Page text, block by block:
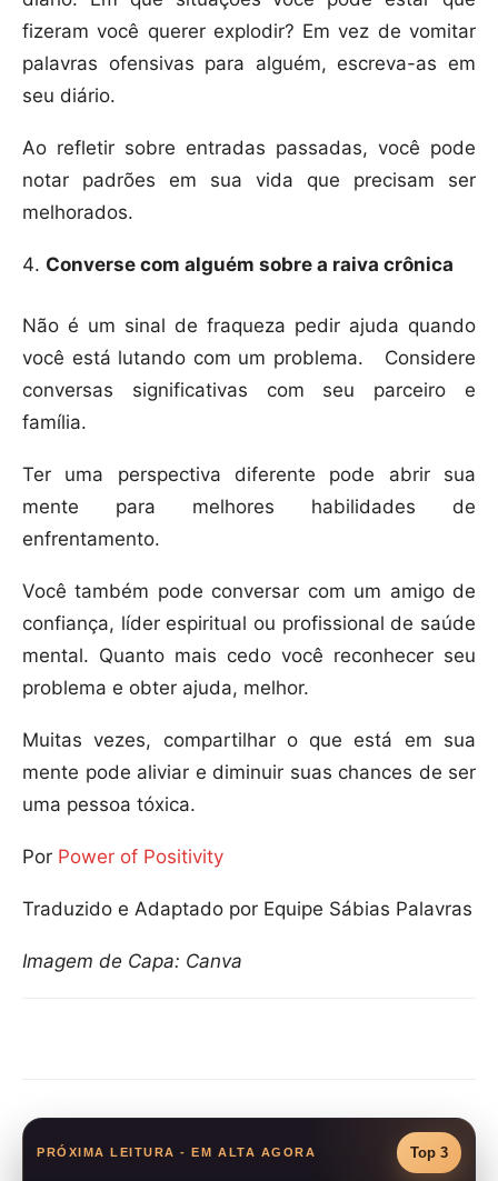
fizeram você querer explodir? Em vez de vomitar
palavras ofensivas para alguém, escreva-as em
seu diário.
Ao refletir sobre entradas passadas, você pode
notar padrões em sua vida que precisam ser
melhorados.
Converse com alguém sobre a raiva crônica
Não é um sinal de fraqueza pedir ajuda quando
você está lutando com um problema. Considere
conversas significativas com seu parceiro e
família.
Ter uma perspectiva diferente pode abrir sua
mente para melhores habilidades de
enfrentamento.
Você também pode conversar com um amigo de
confiança, líder espiritual ou profissional de saúde
mental. Quanto mais cedo você reconhecer seu
problema e obter ajuda, melhor.
Muitas vezes, compartilhar o que está em sua
mente pode aliviar e diminuir suas chances de ser
uma pessoa tóxica.
Por Power of Positivity
Traduzido e Adaptado por Equipe Sábias Palavras
Imagem de Capa: Canva
PRÓXIMA LEITURA - EM ALTA AGORA Top 3